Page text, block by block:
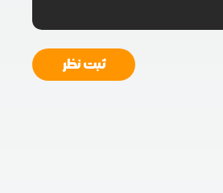
ثبت نظر